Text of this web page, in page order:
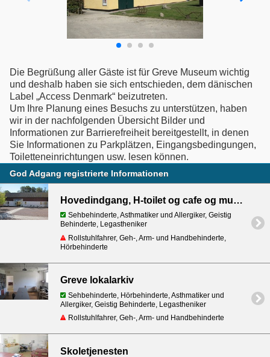
Die Begrüßung aller Gäste ist für Greve Museum wichtig
und deshalb haben sie sich entschieden, dem dänischen
Label „Access Denmark“ beizutreten.
Um Ihre Planung eines Besuchs zu unterstützen, haben
wir in der nachfolgenden Übersicht Bilder und
Informationen zur Barrierefreiheit bereitgestellt, in denen
Sie Informationen zu Parkplätzen, Eingangsbedingungen,
God Adgang registrierte Informationen
Hovedindgang, H-toilet og cafe og museumsbutik
Sehbehinderte, Asthmatiker und Allergiker, Geistig
Behinderte, Legastheniker
Rollstuhlfahrer, Geh-, Arm- und Handbehinderte,
Hörbehinderte
Greve lokalarkiv
Sehbehinderte, Hörbehinderte, Asthmatiker und
Allergiker, Geistig Behinderte, Legastheniker
Rollstuhlfahrer, Geh-, Arm- und Handbehinderte
Skoletjenesten